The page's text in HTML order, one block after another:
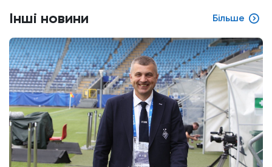
Інші новини Більше